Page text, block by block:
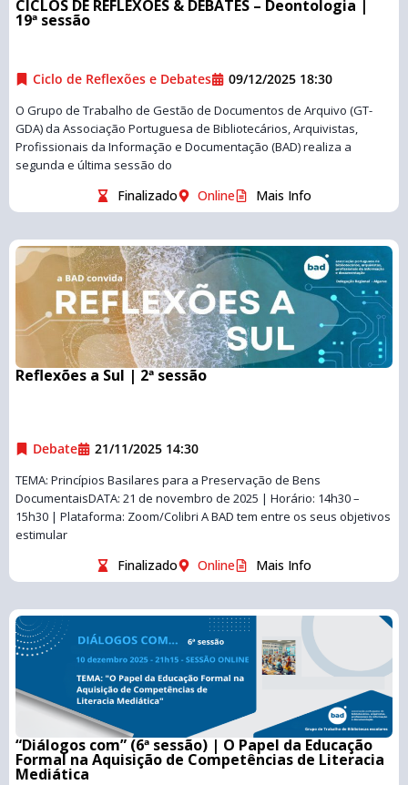
CICLOS DE REFLEXÕES & DEBATES – Deontologia |
19ª sessão
Ciclo de Reflexões e Debates 09/12/2025 18:30
O Grupo de Trabalho de Gestão de Documentos de Arquivo (GT-
GDA) da Associação Portuguesa de Bibliotecários, Arquivistas,
Profissionais da Informação e Documentação (BAD) realiza a
segunda e última sessão do
Finalizado Online Mais Info
Reflexões a Sul | 2ª sessão
Debate 21/11/2025 14:30
TEMA: Princípios Basilares para a Preservação de Bens
DocumentaisDATA: 21 de novembro de 2025 | Horário: 14h30 –
15h30 | Plataforma: Zoom/Colibri A BAD tem entre os seus objetivos
estimular
Finalizado Online Mais Info
“Diálogos com” (6ª sessão) | O Papel da Educação
Formal na Aquisição de Competências de Literacia
Mediática